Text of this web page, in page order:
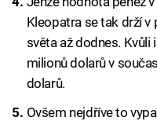
Kleopatra se tak drží
světa až dodnes.
milionů dolarů v
dolarů.
Ovšem nejdříve to